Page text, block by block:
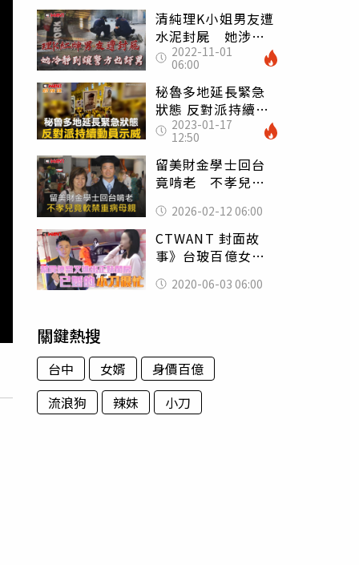
清純理K小姐男友遭
水泥封屍 她涉殺
人轉列被告
2022-11-01
06:00
秘魯多地延長緊急
狀態 反對派持續動
員示威
2023-01-17
12:50
留美財金學士回台
竟啃老 不孝兒竟
2026-02-12 06:00
CTWANT 封面故
事》台玻百億女婿
直搗正妹香閨
2020-06-03 06:00
關鍵熱搜
台中 女婿
身價百億
流浪狗
辣妹 小刀